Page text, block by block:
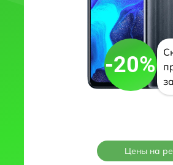
-20%
Цены на